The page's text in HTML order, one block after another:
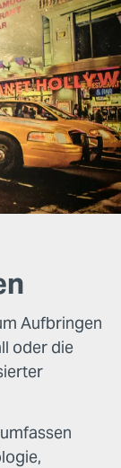
Aufbringen
oder die